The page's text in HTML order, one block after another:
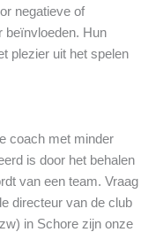
negatieve of
beïnvloeden. Hun
plezier uit het spelen
coach met minder
is door het behalen
van een team. Vraag
directeur van de club
in Schore zijn onze